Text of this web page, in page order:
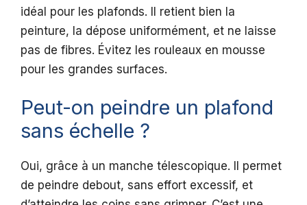
idéal pour les plafonds. Il retient bien la
peinture, la dépose uniformément, et ne laisse
pas de fibres. Évitez les rouleaux en mousse
pour les grandes surfaces.
Peut-on peindre un plafond
sans échelle ?
Oui, grâce à un manche télescopique. Il permet
de peindre debout, sans effort excessif, et